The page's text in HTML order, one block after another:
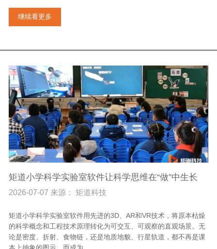
继续看更多
矩道小学科学实验室软件让科学思维在“做”中生长
2026-07-07 来源： 矩道科技
矩道小学科学实验室软件用先进的3D、AR和VR技术，将原本枯燥
的科学概念和工程技术原理转化为可交互、可观察的直观场景。无
论是密度、折射、食物链，还是地质地貌、行星轨道，都不再是课
本上抽象的图示，而成为...